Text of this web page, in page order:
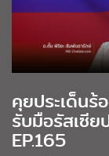
คุยประเด็น
รับมือรัสเซี
EP.165